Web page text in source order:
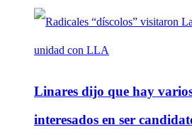
Linares dijo que hay
interesados en ser